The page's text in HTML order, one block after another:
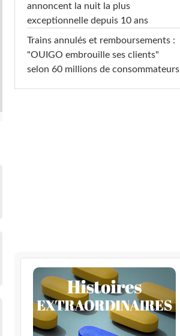
annoncent la nuit la plus
exceptionnelle depuis 10 ans
Trains annulés et remboursements :
"OUIGO embrouille ses clients"
selon 60 millions de consommateurs